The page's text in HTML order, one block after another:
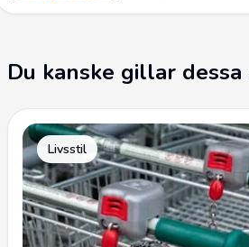
Du kanske gillar
Livsstil